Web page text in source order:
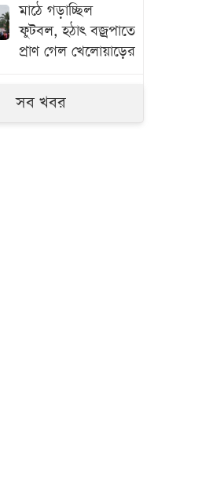
মাঠে গড়াচ্ছিল
ফুটবল, হঠাৎ বজ্রপাতে
প্রাণ গেল খেলোয়াড়ের
১ মাসে সড়কে প্রাণ
হারিয়েছেন ৪১৬ জন
সব খবর